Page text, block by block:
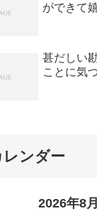
ができて
甚だしい
ことに気
レンダー
2026年8月